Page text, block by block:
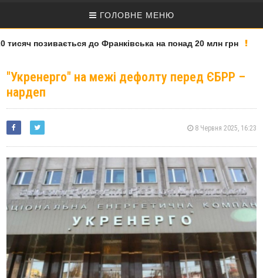
ГОЛОВНЕ МЕНЮ
позивається до Франківська на понад 20 млн грн
"Укренерго" на межі дефолту перед ЄБРР –
нардеп
8 Червня 2025, 16:23